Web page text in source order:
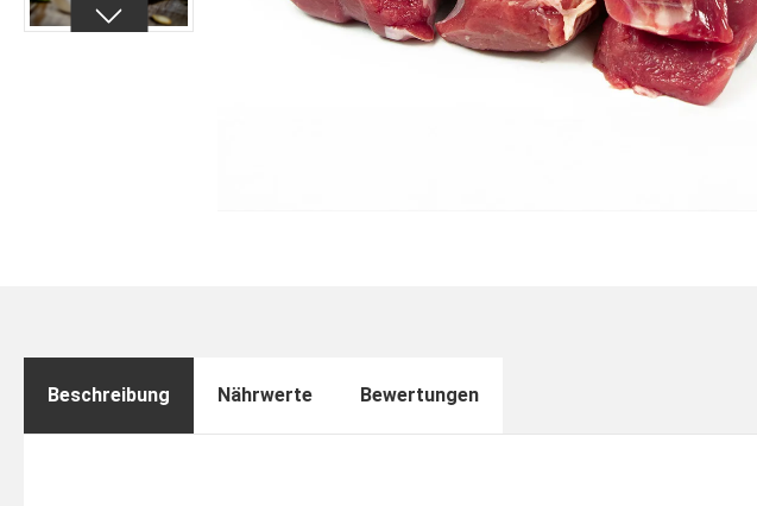
Beschreibung Nährwerte Bewertungen